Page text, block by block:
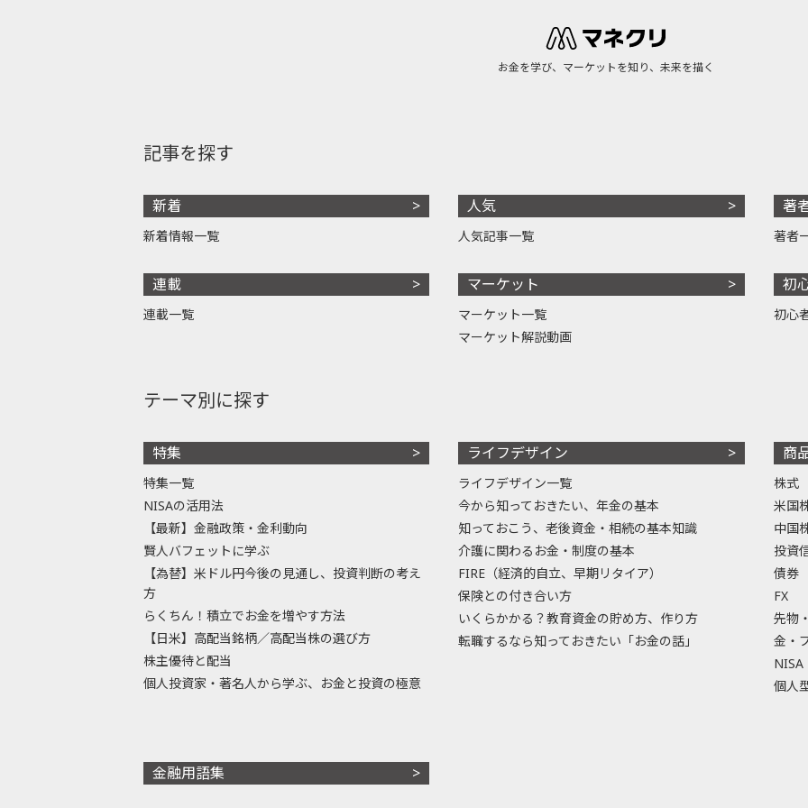
お金を学び、マーケットを知り、未来を描く
記事を探す
新着
新着情報一覧
連載
連載一覧
人気
人気記事一覧
マーケット
マーケット一覧
マーケット解説動画
著
著者
初
初心
テーマ別に探す
特集
特集一覧
NISAの活用法
【最新】金融政策・金利動向
賢人バフェットに学ぶ
【為替】米ドル円今後の見通し、投資判断の考え
方
らくちん！積立でお金を増やす方法
【日米】高配当銘柄／高配当株の選び方
株主優待と配当
個人投資家・著名人から学ぶ、お金と投資の極意
ライフデザイン
ライフデザイン一覧
今から知っておきたい、年金の基本
知っておこう、老後資金・相続の基本知識
介護に関わるお金・制度の基本
FIRE（経済的自立、早期リタイア）
保険との付き合い方
いくらかかる？教育資金の貯め方、作り方
転職するなら知っておきたい「お金の話」
商
株式
米国
中国
投資
債券
FX
先物
金・
NISA
個人
金融用語集